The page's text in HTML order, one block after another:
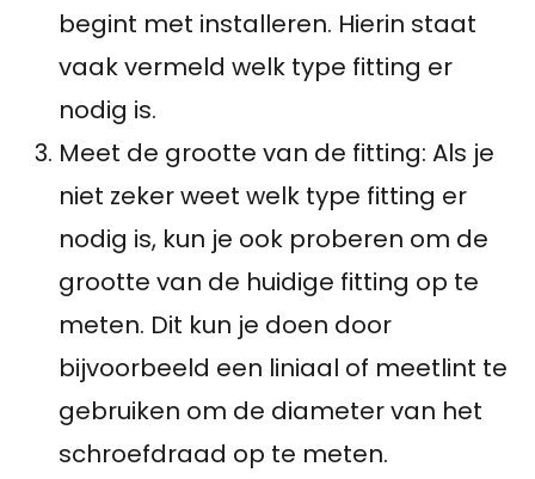
begint met installeren. Hierin staat
vaak vermeld welk type fitting er
nodig is.
Meet de grootte van de fitting: Als je
niet zeker weet welk type fitting er
nodig is, kun je ook proberen om de
grootte van de huidige fitting op te
meten. Dit kun je doen door
bijvoorbeeld een liniaal of meetlint te
gebruiken om de diameter van het
schroefdraad op te meten.